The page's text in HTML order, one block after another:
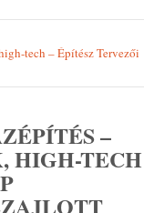
tech – Építész Tervezői
–
HIGH-TECH